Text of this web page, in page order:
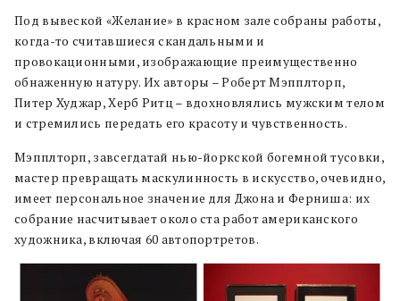
Под вывеской «Желание» в красном зале собраны работы,
когда-то считавшиеся скандальными и
провокационными, изображающие преимущественно
обнаженную натуру. Их авторы – Роберт Мэпплторп,
Питер Худжар, Херб Ритц – вдохновлялись мужским телом
и стремились передать его красоту и чувственность.
Мэпплторп, завсегдатай нью-йоркской богемной тусовки,
мастер превращать маскулинность в искусство, очевидно,
имеет персональное значение для Джона и Ферниша: их
собрание насчитывает около ста работ американского
художника, включая 60 автопортретов.